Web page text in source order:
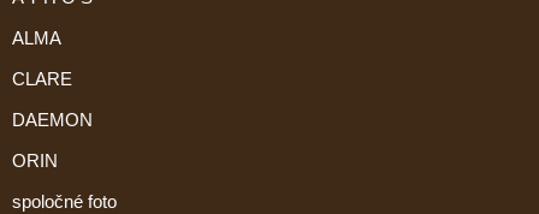
ALMA
CLARE
DAEMON
ORIN
spoločné foto